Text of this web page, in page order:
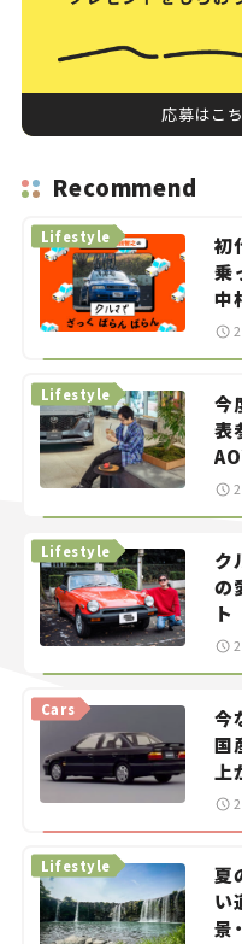
応募はこち
Recommend
初
乗
中
智
Lifestyle
今
表
——
Lifestyle
ク
の
ト
Lifestyle
今
国
上
を
Cars
夏
い
景
Lifestyle